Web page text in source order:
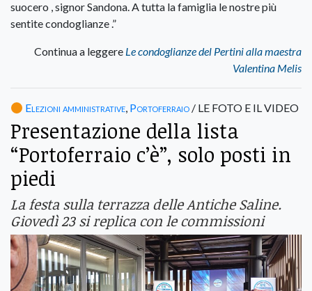
suocero , signor Sandona. A tutta la famiglia le nostre più
sentite condoglianze .”
Continua a leggere Le condoglianze del Pertini alla maestra
Valentina Melis
Elezioni amministrative, Portoferraio / LE FOTO E IL VIDEO
Presentazione della lista
“Portoferraio c’è”, solo posti in
piedi
La festa sulla terrazza delle Antiche Saline.
Giovedì 23 si replica con le commissioni